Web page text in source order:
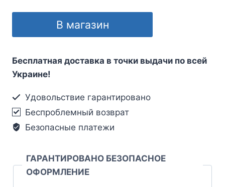
В магазин
Бесплатная доставка в точки выдачи по всей
Украине!
Удовольствие гарантировано
Беспроблемный возврат
Безопасные платежи
ГАРАНТИРОВАНО БЕЗОПАСНОЕ
ОФОРМЛЕНИЕ